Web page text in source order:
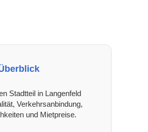
Stadtteil in Langenfeld
Verkehrsanbindung,
und Mietpreise.